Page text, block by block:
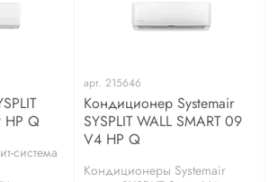
HP Q
система
арт. 215646
Кондиционер Systemair
SYSPLIT WALL SMART 09
V4 HP Q
Кондиционеры Systemair